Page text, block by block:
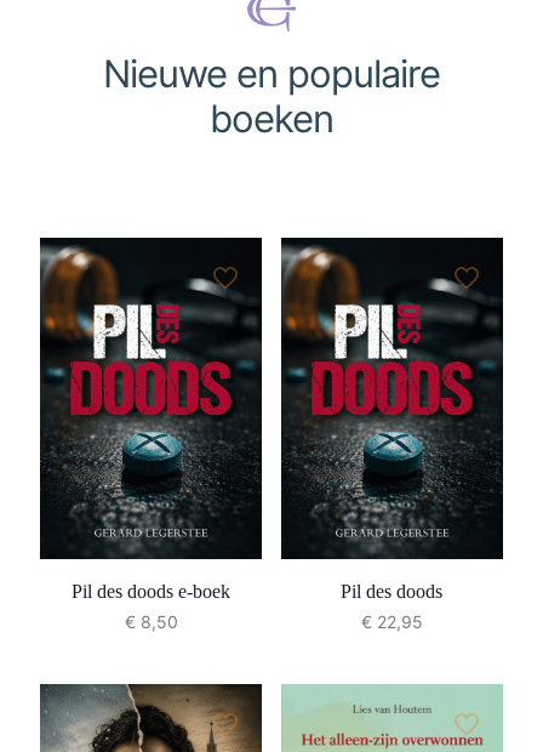
Nieuwe en populaire
boeken
Pil des doods e-boek
€8,50
Pil des doods
€22,95